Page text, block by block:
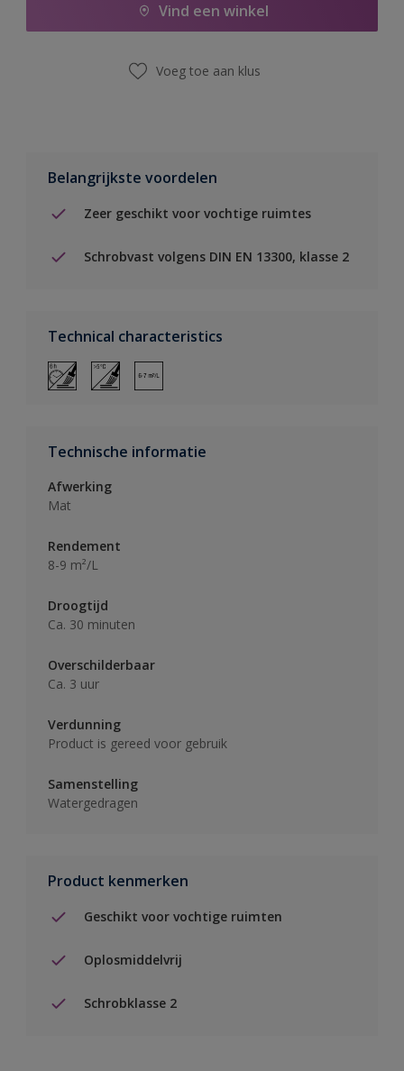
Vind een winkel
Voeg toe aan klus
Belangrijkste voordelen
Zeer geschikt voor vochtige ruimtes
Schrobvast volgens DIN EN 13300, klasse 2
Technical characteristics
Technische informatie
Afwerking
Mat
Rendement
8-9 m²/L
Droogtijd
Ca. 30 minuten
Overschilderbaar
Ca. 3 uur
Verdunning
Product is gereed voor gebruik
Samenstelling
Watergedragen
Product kenmerken
Geschikt voor vochtige ruimten
Oplosmiddelvrij
Schrobklasse 2